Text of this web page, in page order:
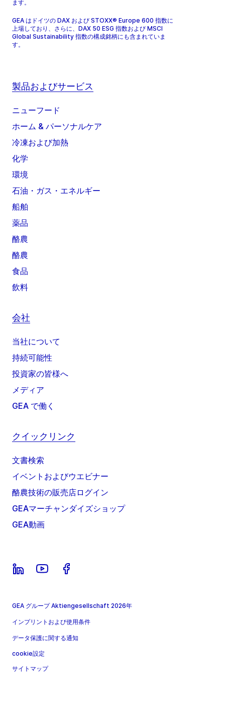
ます。
GEA はドイツの DAX および STOXX® Europe 600 指数に
上場しており、さらに、DAX 50 ESG 指数および MSCI
Global Sustainability 指数の構成銘柄にも含まれていま
す。
製品およびサービス
ニューフード
ホーム & パーソナルケア
冷凍および加熱
化学
環境
石油・ガス・エネルギー
船舶
薬品
酪農
酪農
食品
飲料
会社
当社について
持続可能性
投資家の皆様へ
メディア
GEA で働く
クイックリンク
文書検索
イベントおよびウエビナー
酪農技術の販売店ログイン
GEAマーチャンダイズショップ
GEA動画
GEA グループ Aktiengesellschaft 2026年
インプリントおよび使用条件
データ保護に関する通知
cookie設定
サイトマップ